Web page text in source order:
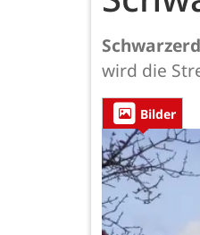
wird die
Bilder